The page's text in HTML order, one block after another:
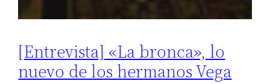
[Entrevista] «La bronca», lo
nuevo de los hermanos Vega